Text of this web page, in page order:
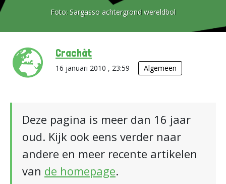
Foto: Sargasso achtergrond wereldbol
Crachàt
16 januari 2010 , 23:59 Algemeen
Deze pagina is meer dan 16 jaar
oud. Kijk ook eens verder naar
andere en meer recente artikelen
van de homepage.